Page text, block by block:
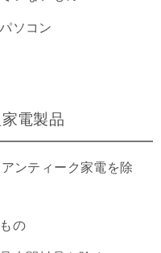
ソコン
電製品
ンティーク家電を除
の